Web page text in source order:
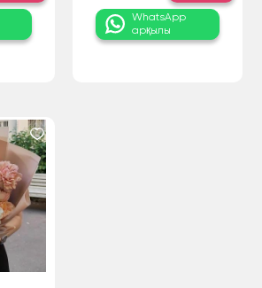
WhatsApp
арқылы